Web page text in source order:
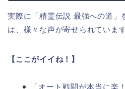
実際に「精霊伝説 最強への道」
は、様々な声が寄せられています
【ここがイイね！】
「オート戦闘が本当に楽